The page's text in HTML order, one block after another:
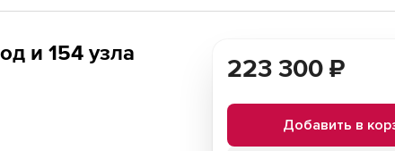
PRO32 Endpoint Security Standard версия на 1 год и 154 узла
223 300 ₽
Добавить в